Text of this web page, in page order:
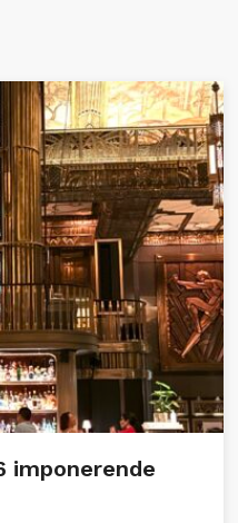
imponerende